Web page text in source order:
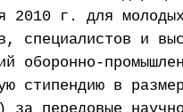
2010 г. для
специалистов и
оборонно-
стипендию в